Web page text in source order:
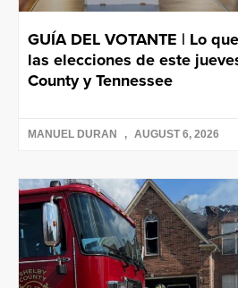
GUÍA DEL VOTANTE | Lo
las elecciones de este
County y Tennessee
MANUEL DURAN AUGUST 6, 2026